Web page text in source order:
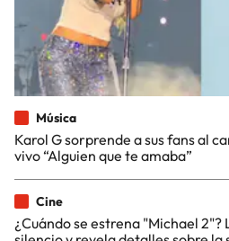
Música
Karol G sorprende a sus fans al
vivo “Alguien que te amaba”
Cine
¿Cuándo se estrena "Michael